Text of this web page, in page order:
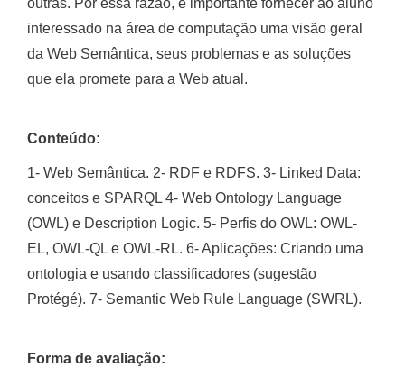
outras. Por essa razão, é importante fornecer ao aluno
interessado na área de computação uma visão geral
da Web Semântica, seus problemas e as soluções
que ela promete para a Web atual.
Conteúdo:
1- Web Semântica. 2- RDF e RDFS. 3- Linked Data:
conceitos e SPARQL 4- Web Ontology Language
(OWL) e Description Logic. 5- Perfis do OWL: OWL-
EL, OWL-QL e OWL-RL. 6- Aplicações: Criando uma
ontologia e usando classificadores (sugestão
Protégé). 7- Semantic Web Rule Language (SWRL).
Forma de avaliação: